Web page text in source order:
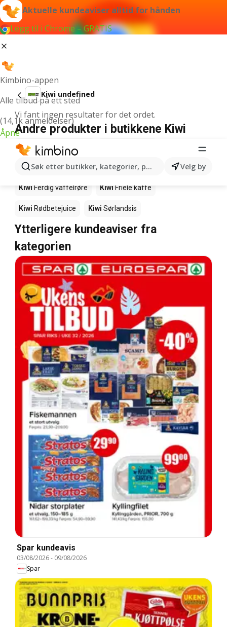
Aktuelle kundeaviser alltid for hånden
Legg til i Chrome – GRATIS
Kimbino-appen
Alle tilbud på ett sted
(14,1k anmeldelser)
Åpne
Søk etter butikker, kategorier, produkter...Velg by
Kiwi undefined
Vi fant ingen resultater for det ordet.
Andre produkter i butikkene Kiwi
Kiwi Edamamebønner
KiwiMakrell i tomat KiwiFerdig salat
Kiwi Ferdig vaffelrøre Kiwi Friele kaffe
Kiwi Rødbetejuice Kiwi Sørlandsis
Ytterligere kundeaviser fra
kategorien
Spar kundeavis
03/08/2026- 09/08/2026
Spar